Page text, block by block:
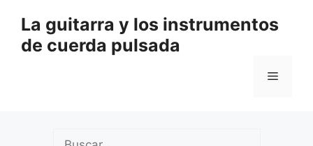
contenido
La guitarra y los instrumentos
de cuerda pulsada
Menú